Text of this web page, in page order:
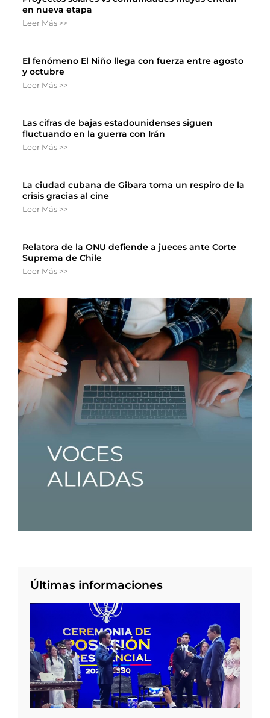
en nueva etapa
Leer Más >>
El fenómeno El Niño llega con fuerza entre agosto
y octubre
Leer Más >>
Las cifras de bajas estadounidenses siguen
fluctuando en la guerra con Irán
Leer Más >>
La ciudad cubana de Gibara toma un respiro de la
crisis gracias al cine
Leer Más >>
Relatora de la ONU defiende a jueces ante Corte
Suprema de Chile
Leer Más >>
Últimas informaciones